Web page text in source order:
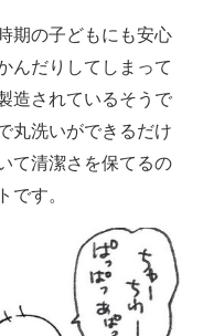
期の子どもにも安心
んだりしてしまって
造されているそうで
丸洗いができるだけ
て清潔さを保てるの
です。